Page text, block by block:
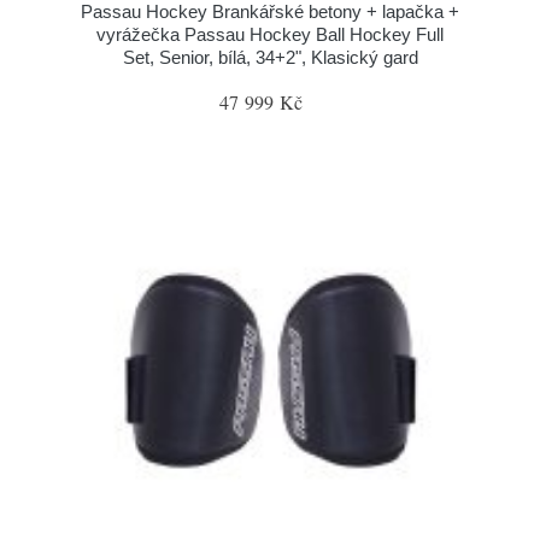
Passau Hockey Brankářské betony + lapačka +
vyrážečka Passau Hockey Ball Hockey Full
Set, Senior, bílá, 34+2", Klasický gard
47 999 Kč